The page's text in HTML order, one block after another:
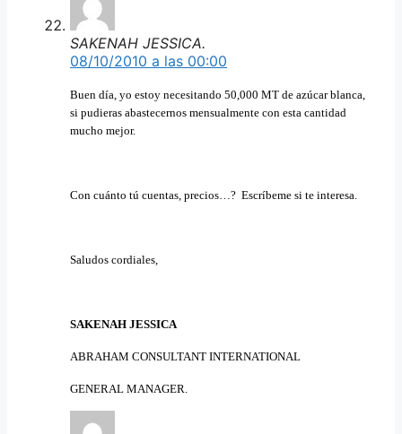
SAKENAH JESSICA.
08/10/2010 a las 00:00
Buen día, yo estoy necesitando 50,000 MT de azúcar blanca,
si pudieras abastecernos mensualmente con esta cantidad
mucho mejor.
Con cuánto tú cuentas, precios…? Escríbeme si te interesa.
Saludos cordiales,
SAKENAH JESSICA
ABRAHAM CONSULTANT INTERNATIONAL
GENERAL MANAGER.